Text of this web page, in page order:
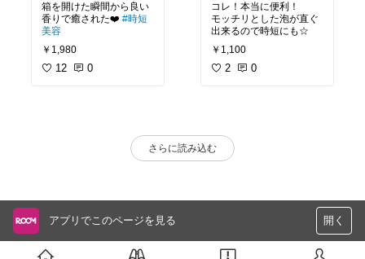
箱を開けた瞬間から良い
香りで癒された❤️ #時短
美容
￥1,980
12 0
コレ！本当に便利！
モッチリとした泡が直ぐ
出来るので時短にも☆
￥1,100
2 0
さらに読み込む
アプリでこのページを見る 開く